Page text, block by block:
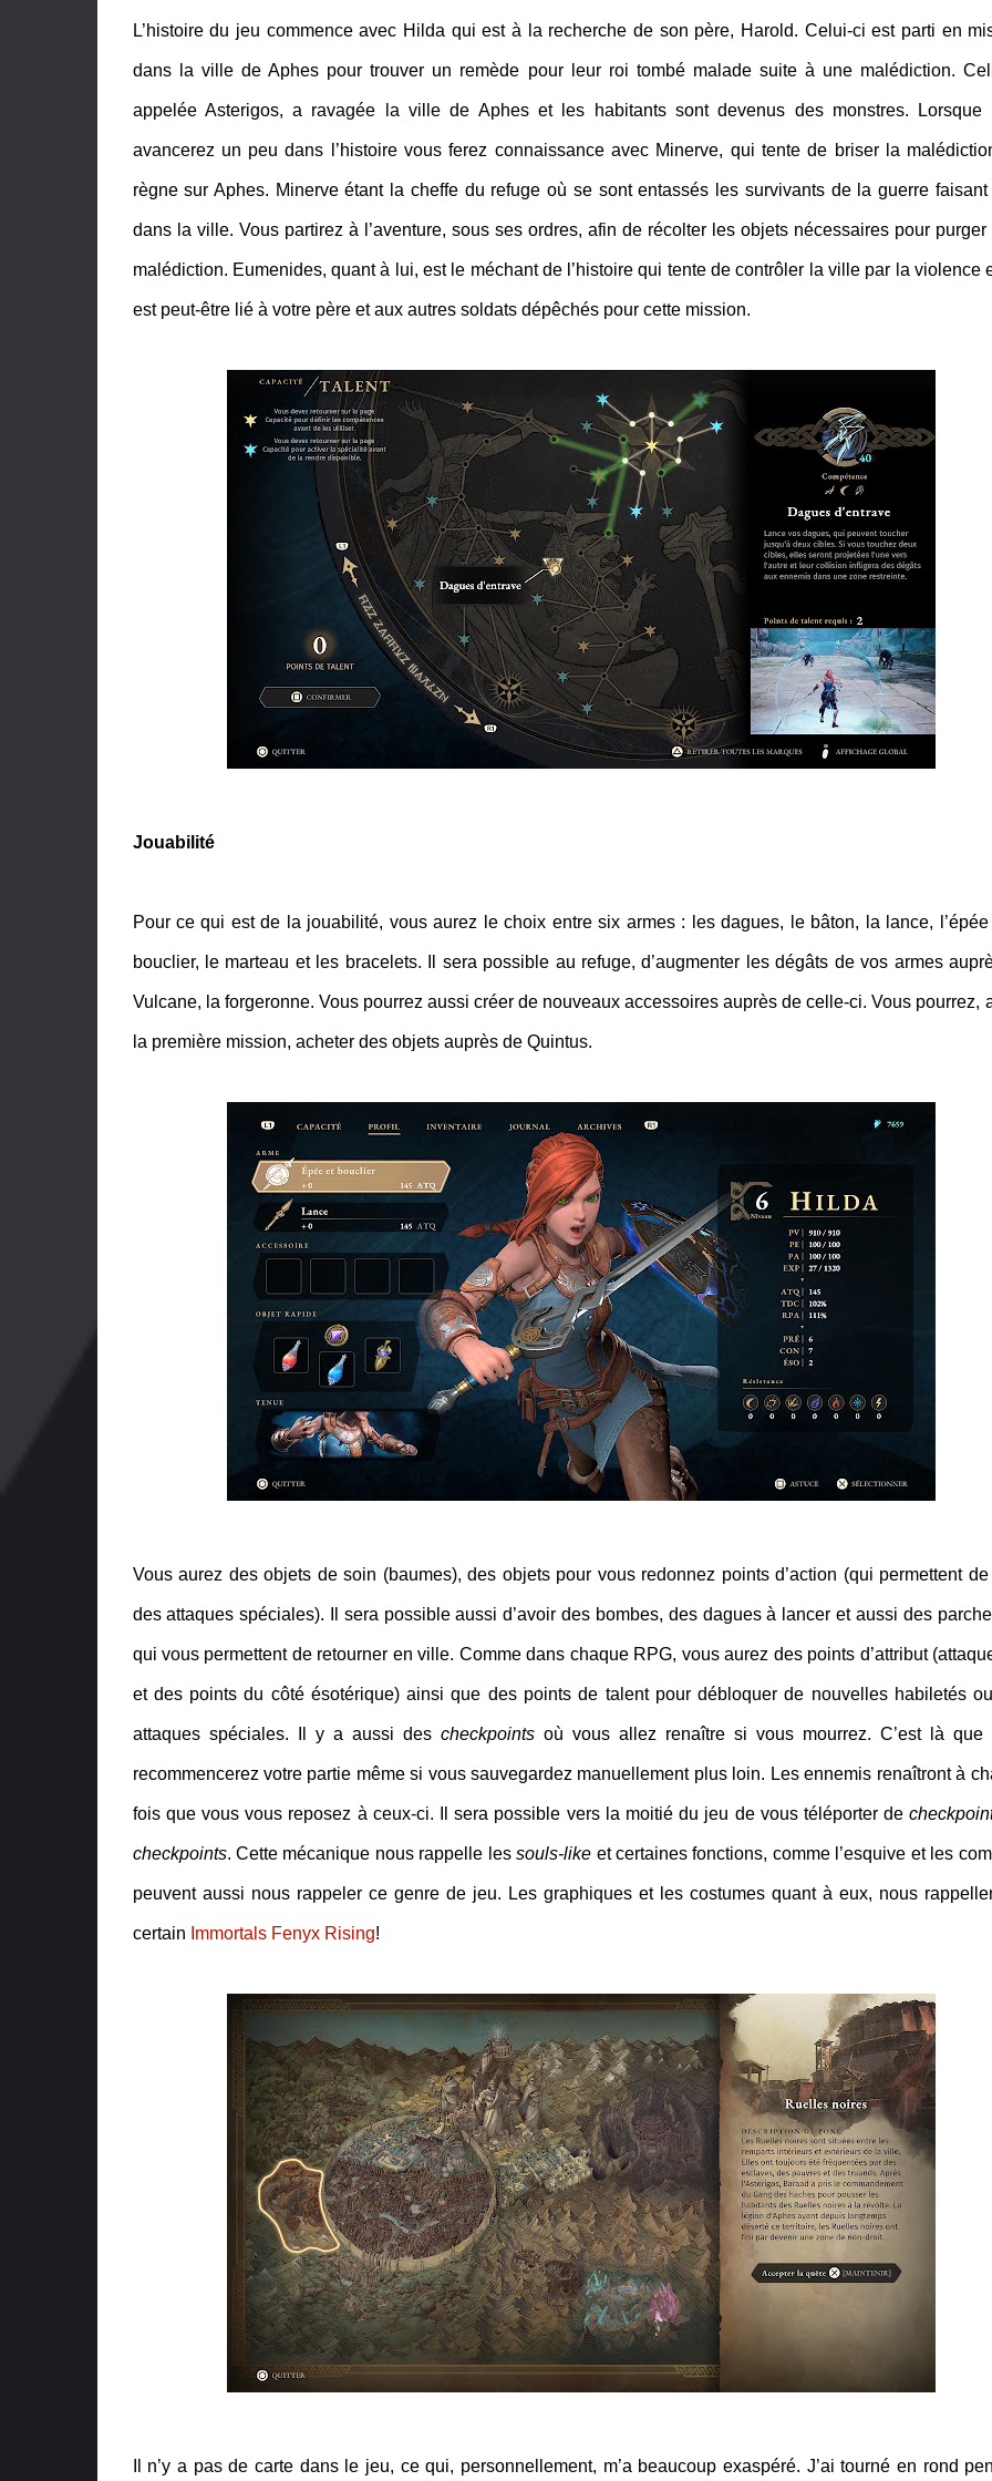
L’histoire du jeu commence avec Hilda qui est à la recherche de son père, Harold. Celui-ci est parti en
dans la ville de Aphes pour trouver un remède pour leur roi tombé malade suite à une malédiction.
appelée Asterigos, a ravagée la ville de Aphes et les habitants sont devenus des monstres. Lorsque
avancerez un peu dans l’histoire vous ferez connaissance avec Minerve, qui tente de briser la
règne sur Aphes. Minerve étant la cheffe du refuge où se sont entassés les survivants de la guerre faisant
dans la ville. Vous partirez à l’aventure, sous ses ordres, afin de récolter les objets nécessaires pour purger
malédiction. Eumenides, quant à lui, est le méchant de l’histoire qui tente de contrôler la ville par la violence
est peut-être lié à votre père et aux autres soldats dépêchés pour cette mission.
Jouabilité
Pour ce qui est de la jouabilité, vous aurez le choix entre six armes : les dagues, le bâton, la lance,
bouclier, le marteau et les bracelets. Il sera possible au refuge, d’augmenter les dégâts de vos armes
Vulcane, la forgeronne. Vous pourrez aussi créer de nouveaux accessoires auprès de celle-ci. Vous pourrez,
la première mission, acheter des objets auprès de Quintus.
Vous aurez des objets de soin (baumes), des objets pour vous redonnez points d’action (qui permettent
des attaques spéciales). Il sera possible aussi d’avoir des bombes, des dagues à lancer et aussi des
qui vous permettent de retourner en ville. Comme dans chaque RPG, vous aurez des points d’attribut
et des points du côté ésotérique) ainsi que des points de talent pour débloquer de nouvelles habiletés
attaques spéciales. Il y a aussi descheckpointsoù vous allez renaître si vous mourrez. C’est là que
recommencerez votre partie même si vous sauvegardez manuellement plus loin. Les ennemis renaîtront à
fois que vous vous reposez à ceux-ci. Il sera possible vers la moitié du jeu de vous téléporter de
checkpoints. Cette mécanique nous rappelle lessouls-like et certaines fonctions, comme l’esquive et les
peuvent aussi nous rappeler ce genre de jeu. Les graphiques et les costumes quant à eux, nous
certain Immortals Fenyx Rising!
Il n’y a pas de carte dans le jeu, ce qui, personnellement, m’a beaucoup exaspéré. J’ai tourné en rond